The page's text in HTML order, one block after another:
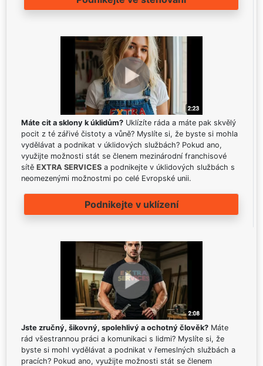
Máte cit a sklony k úklidům? Uklízíte ráda a máte pak skvělý
pocit z té zářivé čistoty a vůně? Myslíte si, že byste si mohla
vydělávat a podnikat v úklidových službách? Pokud ano,
využijte možnosti stát se členem mezinárodní franchisové
sítě EXTRA SERVICES a podnikejte v úklidových službách s
neomezenými možnostmi po celé Evropské unii.
Podnikejte v uklízení
Jste zručný, šikovný, spolehlivý a ochotný člověk? Máte
rád všestrannou práci a komunikaci s lidmi? Myslíte si, že
byste si mohl vydělávat a podnikat v řemeslných službách a
pracích? Pokud ano, využijte možnosti stát se členem